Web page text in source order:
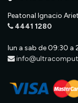
Peatonal Ignacio
4441 1280
lun a sab de 09:30 a